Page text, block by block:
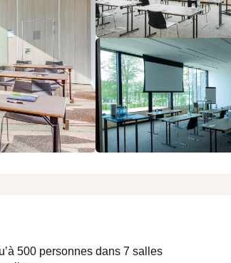
région STAY
500 personnes dans 7 salles